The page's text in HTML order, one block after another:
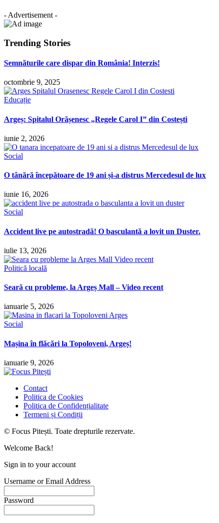
- Advertisement -
Trending Stories
Semnăturile care dispar din România! Interzis!
octombrie 9, 2025
Educație
Argeș: Spitalul Orășenesc „Regele Carol I” din Costești
iunie 2, 2026
Social
O tânără începătoare de 19 ani și-a distrus Mercedesul de lux
iunie 16, 2026
Social
Accident live pe autostradă! O basculantă a lovit un Duster.
iulie 13, 2026
Politică locală
Seară cu probleme, la Argeș Mall – Video recent
ianuarie 5, 2026
Social
Mașina în flăcări la Topoloveni, Argeș!
ianuarie 9, 2026
Contact
Politica de Cookies
Politica de Confidențialitate
Termeni și Condiții
© Focus Pitești. Toate drepturile rezervate.
Welcome Back!
Sign in to your account
Username or Email Address
Password